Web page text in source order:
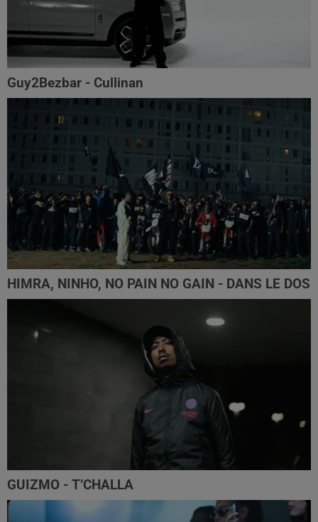
Guy2Bezbar - Cullinan
HIMRA, NINHO, NO PAIN NO GAIN - DANS LE DOS
GUIZMO - T’CHALLA